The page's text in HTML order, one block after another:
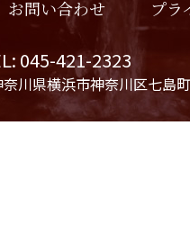
お問い合わせ プラ
045-421-2323
川県横浜市神奈川区七島